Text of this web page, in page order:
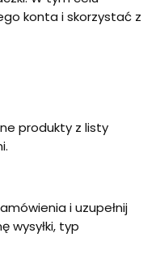
konta i skorzystać z
produkty z listy
i uzupełnij
wysyłki, typ